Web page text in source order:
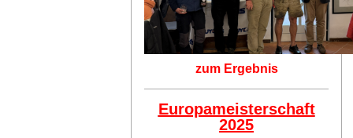
zum Ergebnis
Europameisterschaft
2025